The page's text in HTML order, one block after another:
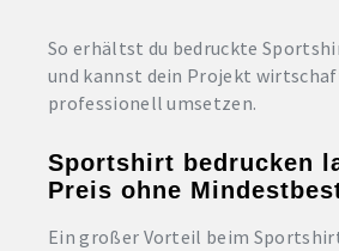
So erhältst du bedruckte
und kannst dein Projekt
professionell umsetzen.
Sportshirt bedrucken
Preis ohne
Ein großer Vorteil beim